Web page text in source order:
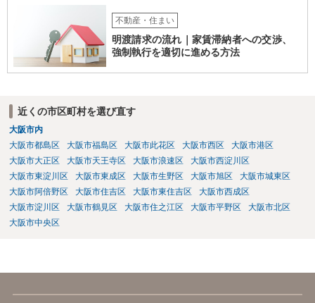
側（あなた側）から同意を取り付けようとしているものと思われま
す。 （建物賃貸借契約の更新等） 第二十六条 建物の賃貸借について
期間の定めがある場合において、当事者が期間の満了の一年前から六
月前までの間に相手方に対して更新をしない旨の通知又は条件を変更
しなければ更新をしない旨の通知をしなかったときは、従前の契約と
賃貸借の期間が満了した後建物の賃借人が使用を継続する場合におい
て、建物の賃貸人が遅滞なく異議を述べなかったときも、同項と同様
とする。 （建物賃貸借契約の更新拒絶等の要件） 第二十八条 建物の
賃貸人による第二十六条第一項の通知又は建物の賃貸借の解約の申入
れは、建物の賃貸人及び賃借人（転借人を含む。以下この条において
同じ。）が建物の使用を必要とする事情のほか、建物の賃貸借に関す
る従前の経過、建物の利用状況及び建物の現況並びに建物の賃貸人が
に対して財産上の給付をする旨の申出をした場合におけるその申出を
不動産・住まい
明渡請求の流れ｜家賃滞納者への交渉、
強制執行を適切に進める方法
近くの市区町村を選び直す
大阪市内
大阪市都島区
大阪市福島区 大阪市此花区 大阪市西区
大阪市港区
大阪市大正区
大阪市天王寺区 大阪市浪速区
大阪市西淀川区
大阪市東淀川区
大阪市東成区 大阪市生野区 大阪市旭区
大阪市城東区
大阪市阿倍野区
大阪市住吉区 大阪市東住吉区
大阪市西成区
大阪市淀川区
大阪市鶴見区 大阪市住之江区 大阪市平野区
大阪市北区
大阪市中央区